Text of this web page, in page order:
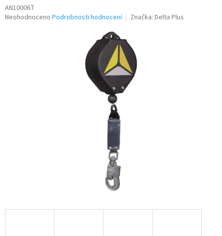
AN10006T
Průměrné
Neohodnoceno Podrobnosti hodnocení Značka: Delta Plus